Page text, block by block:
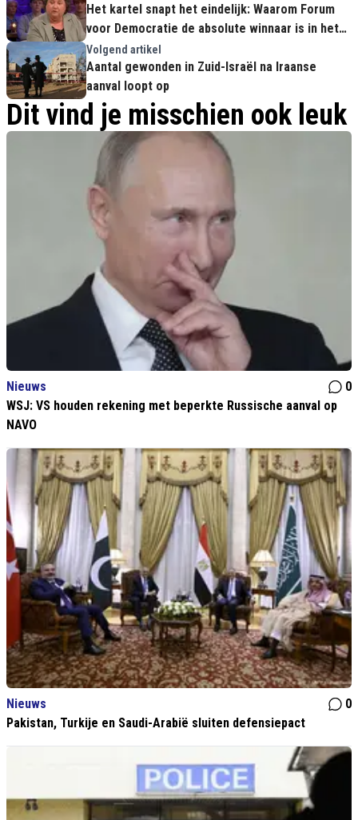
Het kartel snapt het eindelijk: Waarom Forum
voor Democratie de absolute winnaar is in het
Zeeuwse Vlissingen
Volgend artikel
Aantal gewonden in Zuid-Israël na Iraanse
aanval loopt op
Dit vind je misschien ook leuk
Nieuws
0
WSJ: VS houden rekening met beperkte Russische aanval op
NAVO
Nieuws
0
Pakistan, Turkije en Saudi-Arabië sluiten defensiepact